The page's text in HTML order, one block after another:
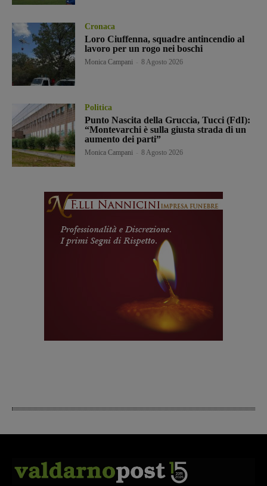
Cronaca
Loro Ciuffenna, squadre antincendio al
lavoro per un rogo nei boschi
Monica Campani 8 Agosto 2026
Politica
Punto Nascita della Gruccia, Tucci (FdI):
“Montevarchi è sulla giusta strada di un
aumento dei parti”
Monica Campani 8 Agosto 2026